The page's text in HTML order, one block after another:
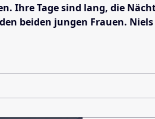
Ihre Tage sind lang, die
beiden jungen Frauen.